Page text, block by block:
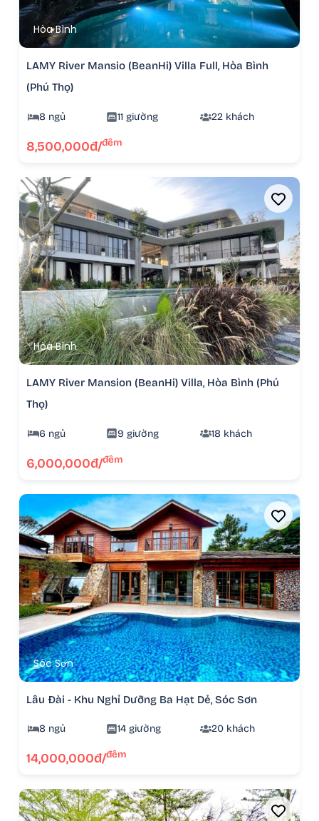
Hòa Bình
LAMY River Mansio (BeanHi) Villa Full, Hòa Bình
(Phú Thọ)
8 ngủ 11 giường 22 khách
8,500,000đ/đêm
Hòa Bình
LAMY River Mansion (BeanHi) Villa, Hòa Bình (Phú
Thọ)
6 ngủ 9 giường 18 khách
6,000,000đ/đêm
Sóc Sơn
Lâu Đài - Khu Nghỉ Dưỡng Ba Hạt Dẻ, Sóc Sơn
8 ngủ 14 giường 20 khách
14,000,000đ/đêm